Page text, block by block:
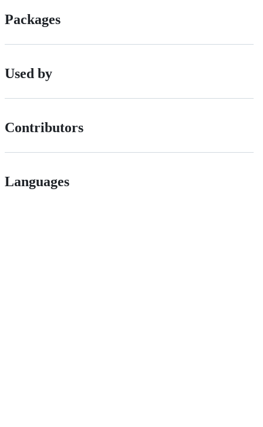
Packages
Used by
Contributors
Languages